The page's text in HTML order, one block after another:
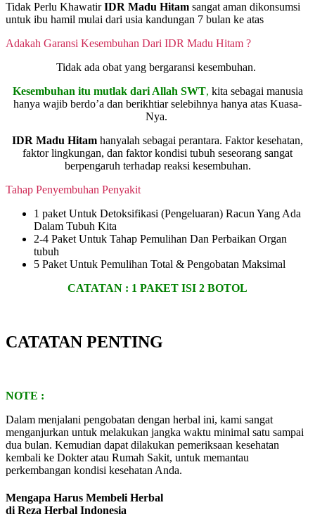
Tidak Perlu KhawatirIDR Madu Hitam sangat aman dikonsumsi
untuk ibu hamil mulai dari usia kandungan 7 bulan ke atas
Adakah Garansi Kesembuhan Dari IDR Madu Hitam ?
Tidak ada obat yang bergaransi kesembuhan.
Kesembuhan itu mutlak dari Allah SWT, kita sebagai manusia
hanya wajib berdo’a dan berikhtiar selebihnya hanya atas Kuasa-
Nya.
IDR Madu Hitam hanyalah sebagai perantara. Faktor kesehatan,
faktor lingkungan, dan faktor kondisi tubuh seseorang sangat
berpengaruh terhadap reaksi kesembuhan.
Tahap Penyembuhan Penyakit
1 paket Untuk Detoksifikasi (Pengeluaran) Racun Yang Ada
Dalam Tubuh Kita
2-4 Paket Untuk Tahap Pemulihan Dan Perbaikan Organ
tubuh
5 Paket Untuk Pemulihan Total & Pengobatan Maksimal
CATATAN : 1 PAKET ISI 2 BOTOL
CATATAN PENTING
NOTE :
Dalam menjalani pengobatan dengan herbal ini, kami sangat
menganjurkan untuk melakukan jangka waktu minimal satu sampai
dua bulan. Kemudian dapat dilakukan pemeriksaan kesehatan
kembali ke Dokter atau Rumah Sakit, untuk memantau
perkembangan kondisi kesehatan Anda.
Mengapa Harus Membeli Herbal
di Reza Herbal Indonesia